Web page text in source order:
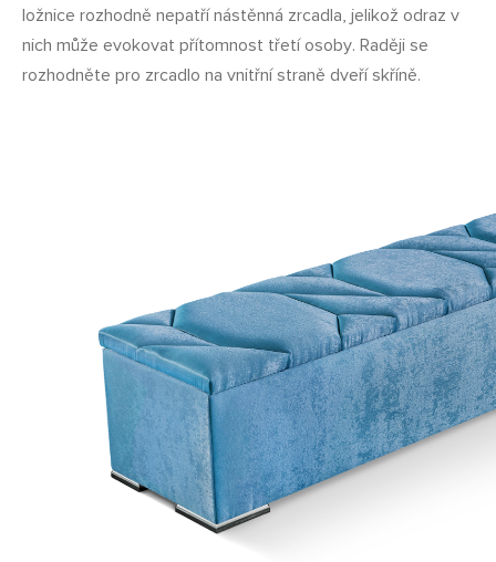
ložnice rozhodně nepatří nástěnná zrcadla, jelikož odraz v
nich může evokovat přítomnost třetí osoby. Raději se
rozhodněte pro zrcadlo na vnitřní straně dveří skříně.